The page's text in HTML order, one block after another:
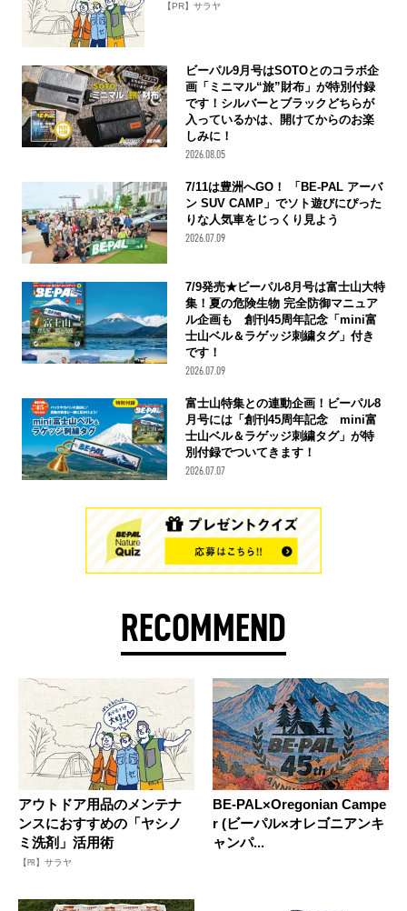
【PR】サラヤ
ビーパル9月号はSOTOとのコラボ企
画「ミニマル“旅”財布」が特別付録
です！シルバーとブラックどちらが
入っているかは、開けてからのお楽
しみに！
2026.08.05
7/11は豊洲へGO！ 「BE-PAL アーバ
ン SUV CAMP」でソト遊びにぴった
りな人気車をじっくり見よう
2026.07.09
7/9発売★ビーパル8月号は富士山大特
集！夏の危険生物 完全防御マニュア
ル企画も 創刊45周年記念「mini富
士山ベル＆ラゲッジ刺繍タグ」付き
です！
2026.07.09
富士山特集との連動企画！ビーパル8
月号には「創刊45周年記念 mini富
士山ベル＆ラゲッジ刺繍タグ」が特
別付録でついてきます！
2026.07.07
RECOMMEND
アウトドア用品のメンテナ
ンスにおすすめの「ヤシノ
ミ洗剤」活用術
【PR】サラヤ
BE-PAL×Oregonian Campe
r (ビーパル×オレゴニアンキ
ャンパ...